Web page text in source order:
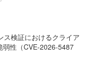
ス検証におけるクライア
弱性（CVE-2026-5487